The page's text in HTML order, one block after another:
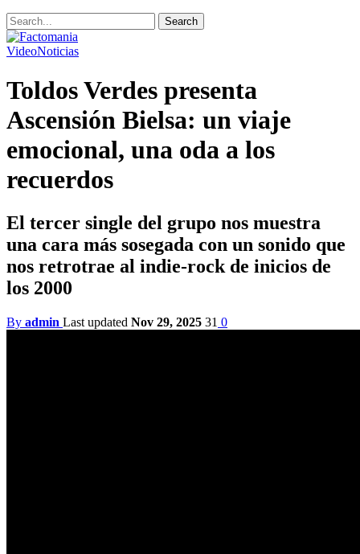
VideoNoticias
Toldos Verdes presenta
Ascensión Bielsa: un viaje
emocional, una oda a los
recuerdos
El tercer single del grupo nos muestra
una cara más sosegada con un sonido que
nos retrotrae al indie-rock de inicios de
los 2000
By admin Last updated Nov 29, 2025 31 0